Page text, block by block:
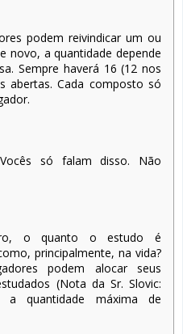
podem reivindicar um ou
novo, a quantidade depende
Sempre haverá 16 (12 nos
abertas. Cada composto só
só falam disso. Não
o quanto o estudo é
principalmente, na vida?
podem alocar seus
(Nota da Sr. Slovic:
a quantidade máxima de